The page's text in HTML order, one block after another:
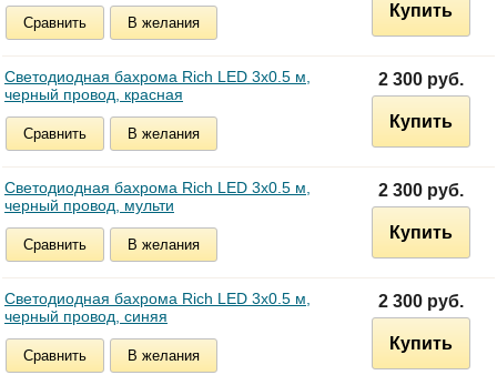
Сравнить В желания
Купить
Светодиодная бахрома Rich LED 3х0.5 м,
черный провод, красная
Сравнить В желания
2 300 руб.
Купить
Светодиодная бахрома Rich LED 3х0.5 м,
черный провод, мульти
Сравнить В желания
2 300 руб.
Купить
Светодиодная бахрома Rich LED 3х0.5 м,
черный провод, синяя
Сравнить В желания
2 300 руб.
Купить